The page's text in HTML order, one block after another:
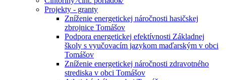
Projekty - granty
Zníženie energetickej náročnosti hasičskej
zbrojnice Tomášov
Podpora energetickej efektívnosti Základnej
školy s vyučovacím jazykom maďarským v obci
Tomášov
Zníženie energetickej náročnosti zdravotného
strediska v obci Tomášov